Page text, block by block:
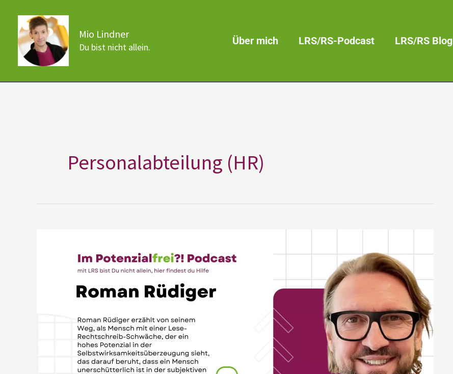
Inhalt
springen
Mio Lindner
Du bist nicht allein. Über mich LRS/RS-Podcast LRS/RS Blog
Personalabteilung (HR)
talent::digital
Potenzialfrei?!